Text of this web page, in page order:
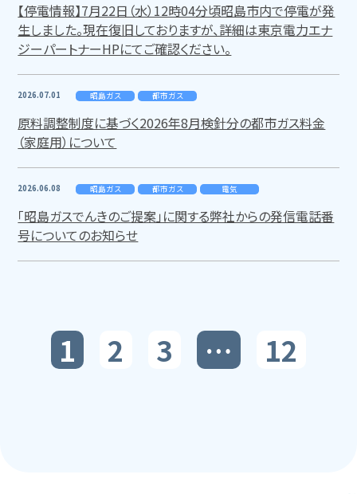
【停電情報】7月22日（水）12時04分頃昭島市内で停電が発
生しました。現在復旧しておりますが、詳細は東京電力エナ
ジーパートナーHPにてご確認ください。
2026.07.01 昭島ガス 都市ガス
原料調整制度に基づく2026年8月検針分の都市ガス料金
（家庭用）について
2026.06.08 昭島ガス 都市ガス 電気
「昭島ガスでんきのご提案」に関する弊社からの発信電話番
号についてのお知らせ
1 2 3 … 12